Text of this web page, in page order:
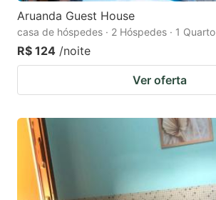
Aruanda Guest House
casa de hóspedes · 2 Hóspedes · 1 Quarto
R$ 124 /noite
Ver oferta